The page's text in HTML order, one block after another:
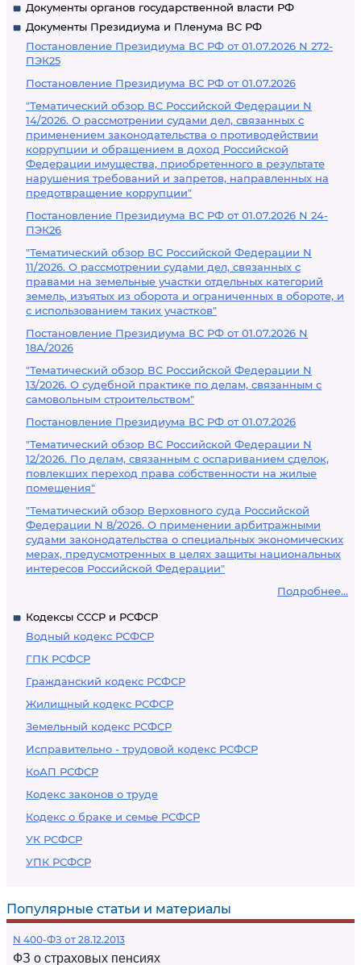
Документы органов государственной власти РФ
Документы Президиума и Пленума ВС РФ
Постановление Президиума ВС РФ от 01.07.2026 N 272-
ПЭК25
Постановление Президиума ВС РФ от 01.07.2026
"Тематический обзор ВС Российской Федерации N
14/2026. О рассмотрении судами дел, связанных с
применением законодательства о противодействии
коррупции и обращением в доход Российской
Федерации имущества, приобретенного в результате
нарушения требований и запретов, направленных на
предотвращение коррупции"
Постановление Президиума ВС РФ от 01.07.2026 N 24-
ПЭК26
"Тематический обзор ВС Российской Федерации N
11/2026. О рассмотрении судами дел, связанных с
правами на земельные участки отдельных категорий
земель, изъятых из оборота и ограниченных в обороте, и
с использованием таких участков"
Постановление Президиума ВС РФ от 01.07.2026 N
18А/2026
"Тематический обзор ВС Российской Федерации N
13/2026. О судебной практике по делам, связанным с
самовольным строительством"
Постановление Президиума ВС РФ от 01.07.2026
"Тематический обзор ВС Российской Федерации N
12/2026. По делам, связанным с оспариванием сделок,
повлекших переход права собственности на жилые
помещения"
"Тематический обзор Верховного суда Российской
Федерации N 8/2026. О применении арбитражными
судами законодательства о специальных экономических
мерах, предусмотренных в целях защиты национальных
интересов Российской Федерации"
Подробнее...
Кодексы СССР и РСФСР
Водный кодекс РСФСР
ГПК РСФСР
Гражданский кодекс РСФСР
Жилищный кодекс РСФСР
Земельный кодекс РСФСР
Исправительно - трудовой кодекс РСФСР
КоАП РСФСР
Кодекс законов о труде
Кодекс о браке и семье РСФСР
УК РСФСР
УПК РСФСР
Популярные статьи и материалы
N 400-ФЗ от 28.12.2013
ФЗ о страховых пенсиях